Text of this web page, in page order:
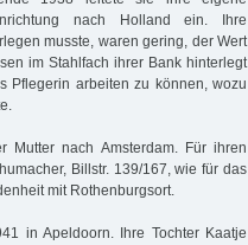
nach Holland ein. Ihre
musste, waren gering, der Wert
im Stahlfach ihrer Bank hinterlegt
Pflegerin arbeiten zu können, wozu
nach Amsterdam. Für ihren
Billstr. 139/167, wie für das
mit Rothenburgsort.
in Apeldoorn. Ihre Tochter Kaatje